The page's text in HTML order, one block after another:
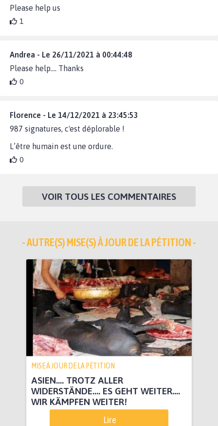
Please help us
1
Andrea - Le 26/11/2021 à 00:44:48
Please help.... Thanks
0
Florence - Le 14/12/2021 à 23:45:53
987 signatures, c'est déplorable !
L’être humain est une ordure.
0
VOIR TOUS LES COMMENTAIRES
- AUTRE(S) MISE(S) À JOUR DE LA PÉTITION -
MISE À JOUR DE LA PÉTITION
ASIEN.... TROTZ ALLER
WIDERSTÄNDE.... ES GEHT WEITER....
WIR KÄMPFEN WEITER!
Lire